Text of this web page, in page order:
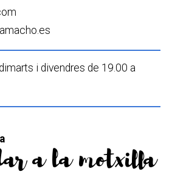
i divendres de 19.00 a
a la motxilla